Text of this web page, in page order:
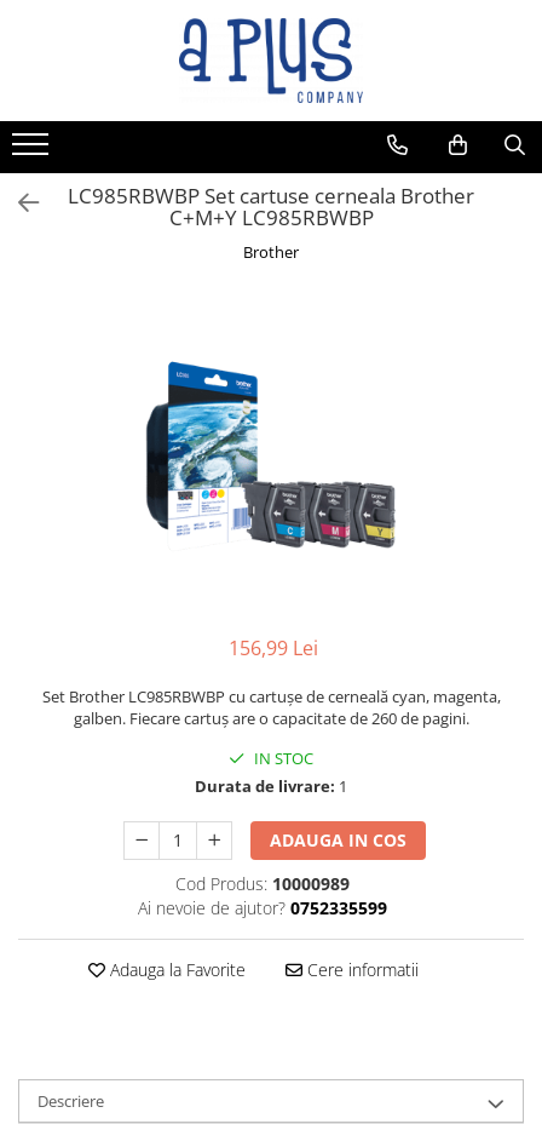
LC985RBWBP Set cartuse cerneala Brother
C+M+Y LC985RBWBP
Brother
156,99 Lei
Set Brother LC985RBWBP cu cartușe de cerneală cyan, magenta,
galben. Fiecare cartuș are o capacitate de 260 de pagini.
IN STOC
Durata de livrare: 1
ADAUGA IN COS
Cod Produs: 10000989
Ai nevoie de ajutor? 0752335599
Adauga la Favorite Cere informatii
Descriere